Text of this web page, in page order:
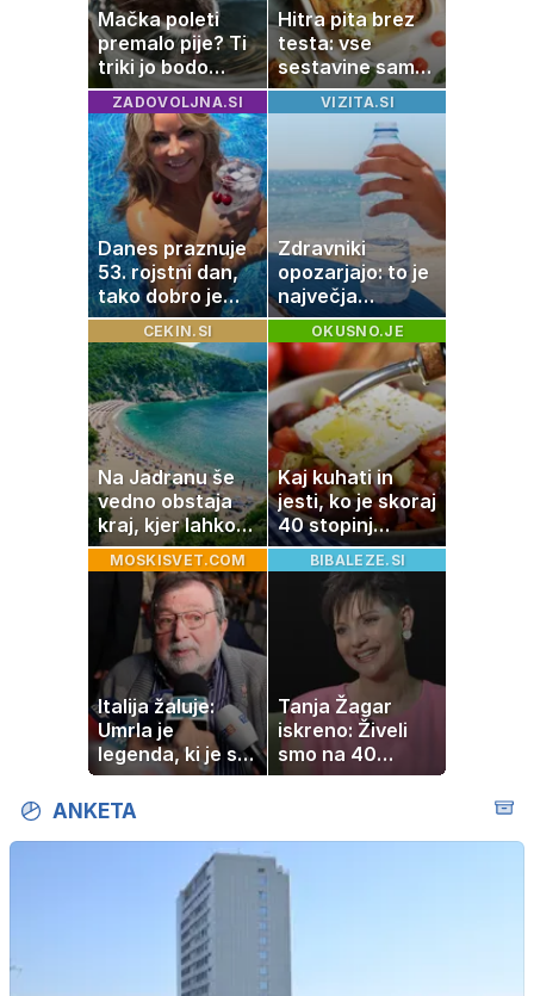
Mačka poleti
premalo pije? Ti
triki jo bodo
spodbudili, da
zaužije več vode
Hitra pita brez
testa: vse
sestavine samo
zmešate in
pečica opravi
ZADOVOLJNA.SI
Danes praznuje
53. rojstni dan,
tako dobro je
videti znana
Slovenka
VIZITA.SI
Zdravniki
opozarjajo: to je
največja
napaka, ki jo
ljudje delajo med
vročino
CEKIN.SI
Na Jadranu še
vedno obstaja
kraj, kjer lahko
dopustujete
poceni:
nastanitev že od
10 evrov, kosilo
za pet evrov
OKUSNO.JE
Kaj kuhati in
jesti, ko je skoraj
40 stopinj
Celzija: 5 kosil
brez prižiganja
pečice
MOSKISVET.COM
Italija žaluje:
Umrla je
legenda, ki je s
svojimi pesmimi
zaznamovala
Italijo
BIBALEZE.SI
Tanja Žagar
iskreno: Živeli
smo na 40
kvadratih, a
ANKETA